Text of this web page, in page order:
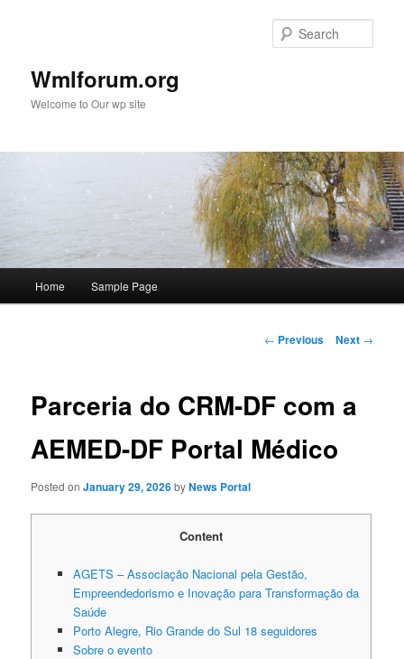
Wmlforum.org
Welcome to Our wp site
Skip
content
Home Sample Page
Post
← Previous Next →
Parceria do CRM-DF com a
AEMED-DF Portal Médico
Posted onJanuary 29, 2026byNews Portal
Content
AGETS – Associação Nacional pela Gestão,
Empreendedorismo e Inovação para Transformação da
Saúde
Porto Alegre, Rio Grande do Sul 18 seguidores
Sobre o evento